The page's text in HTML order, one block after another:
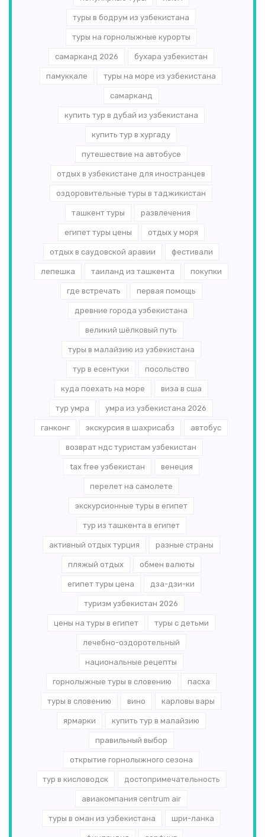
туры в бодрум из узбекистана
туры на горнолыжные курорты
самарканд 2026 бухара узбекистан
памуккале туры на море из узбекистана
самарканд
купить тур в дубай из узбекистана
купить тур в хургаду
путешествие на автобусе
отдых в узбекистане для иностранцев
оздоровительные туры в таджикистан
ташкент туры развлечения
египет туры цены отдых у моря
отдых в саудовской аравии фестивали
лепешка таиланд из ташкента покупки
где встречать первая помощь
древние города узбекистана
великий шёлковый путь
туры в малайзию из узбекистана
тур в есентуки посольство
куда поехать на море виза в сша
тур умра умра из узбекистана 2026
ганконг экскурсия в шахрисабз автобус
возврат ндс туристам узбекистан
tax free узбекистан венеция
перелет на самолете
экскурсионные туры в египет
тур из ташкента в египет
активный отдых турция разные страны
пляжый отдых обмен валюты
египет туры цена дза-дзи-ки
туризм узбекистан 2026
цены на туры в египет туры с детьми
лечебно-оздоротельный
национальные рецепты
горнолыжные туры в словению пасха
туры в словению вино карловы вары
ярмарки купить тур в малайзию
правильный выбор
открытие горнолыжного сезона
тур в кисловодск достопримечательность
авиакомпания centrum air
туры в оман из узбекистана шри-ланка